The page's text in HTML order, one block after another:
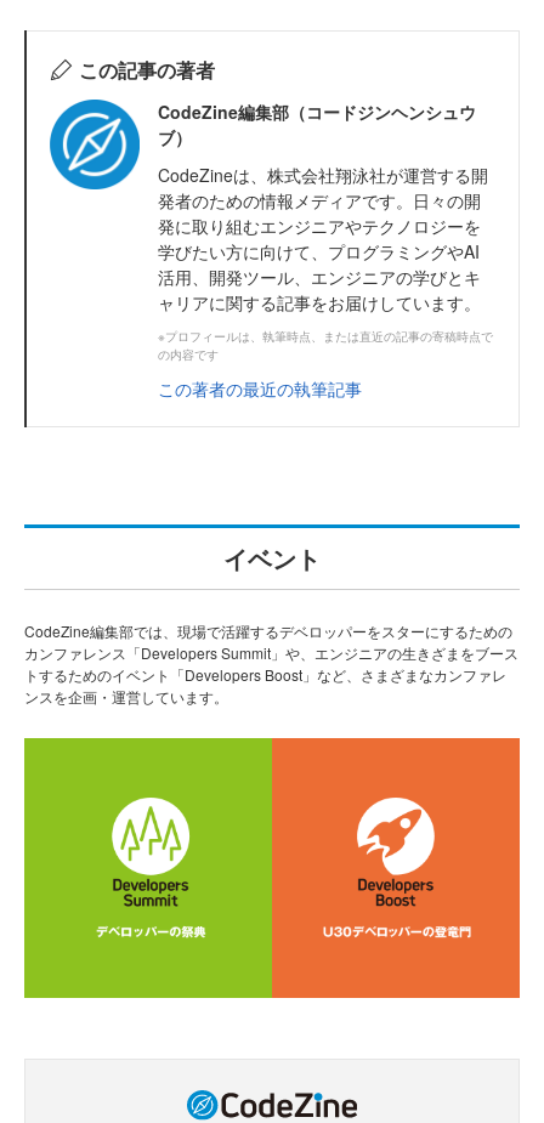
この記事の著者
CodeZine編集部（コードジンヘンシュウ
ブ）
CodeZineは、株式会社翔泳社が運営する開
発者のための情報メディアです。日々の開
発に取り組むエンジニアやテクノロジーを
学びたい方に向けて、プログラミングやAI
活用、開発ツール、エンジニアの学びとキ
ャリアに関する記事をお届けしています。
※プロフィールは、執筆時点、または直近の記事の寄稿時点で
の内容です
この著者の最近の執筆記事
イベント
CodeZine編集部では、現場で活躍するデベロッパーをスターにするための
カンファレンス「Developers Summit」や、エンジニアの生きざまをブース
トするためのイベント「Developers Boost」など、さまざまなカンファレ
ンスを企画・運営しています。